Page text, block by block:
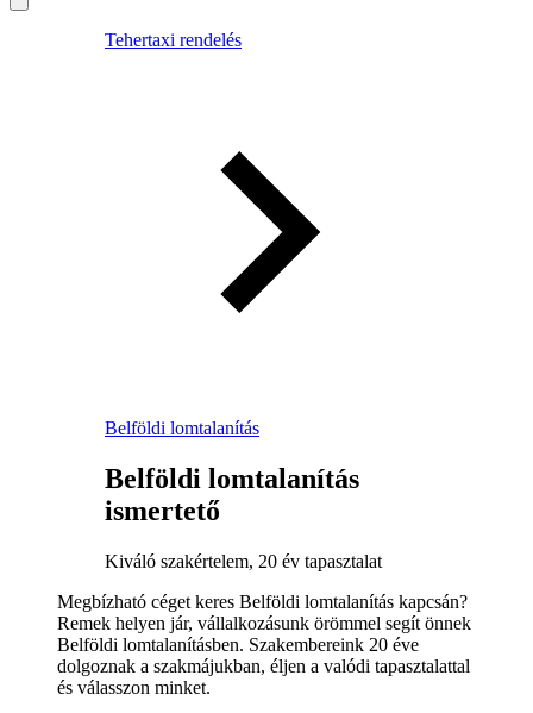
Tehertaxi rendelés
Belföldi lomtalanítás
Belföldi lomtalanítás
ismertető
Kiváló szakértelem, 20 év tapasztalat
Megbízható céget keres Belföldi lomtalanítás kapcsán?
Remek helyen jár, vállalkozásunk örömmel segít önnek
Belföldi lomtalanításben. Szakembereink 20 éve
dolgoznak a szakmájukban, éljen a valódi tapasztalattal
és válasszon minket.